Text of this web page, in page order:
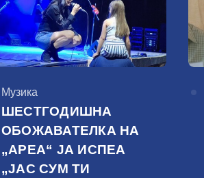
КАтегорија
Музика
ШЕСТГОДИШНА
ОБОЖАВАТЕЛКА НА
„АРЕА“ ЈА ИСПЕА
„ЈАС СУМ ТИ